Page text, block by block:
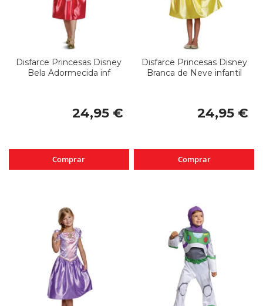
Disfarce Princesas Disney
Bela Adormecida inf
24,95 €
Comprar
Disfarce Princesas Disney
Branca de Neve infantil
24,95 €
Comprar